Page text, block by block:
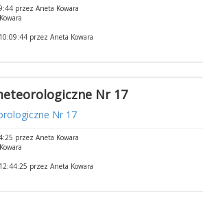
przez Aneta Kowara
przez Aneta Kowara
Nr 17
Nr 17
przez Aneta Kowara
przez Aneta Kowara